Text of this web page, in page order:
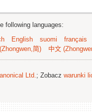
following languages:
English suomi français
简) 中文
Ltd.; Zobacz warunki